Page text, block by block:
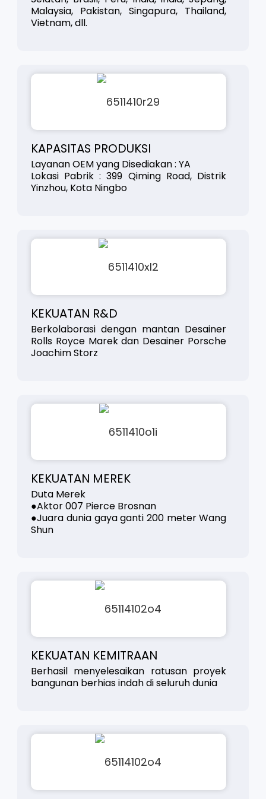
Malaysia, Pakistan, Singapura, Thailand,
Vietnam, dll.
KAPASITAS PRODUKSI
Layanan OEM yang Disediakan : YA
Lokasi Pabrik : 399 Qiming Road, Distrik
Yinzhou, Kota Ningbo
KEKUATAN R&D
Berkolaborasi dengan mantan Desainer
Rolls Royce Marek dan Desainer Porsche
Joachim Storz
KEKUATAN MEREK
Duta Merek
●Aktor 007 Pierce Brosnan
●Juara dunia gaya ganti 200 meter Wang
Shun
KEKUATAN KEMITRAAN
Berhasil menyelesaikan ratusan proyek
bangunan berhias indah di seluruh dunia